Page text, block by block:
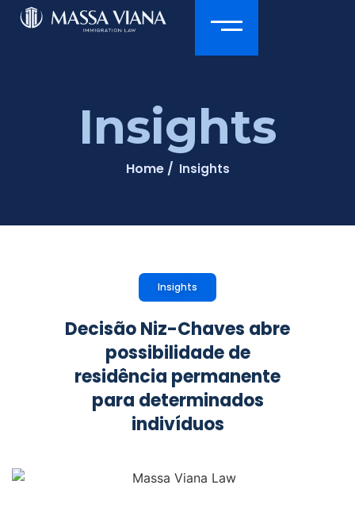
Insights
Home / Insights
Insights
Decisão Niz-Chaves abre
possibilidade de
residência permanente
para determinados
indivíduos